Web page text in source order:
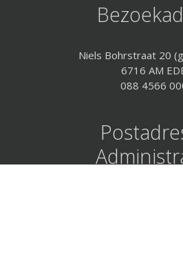
Niels Bohrstraat 20
6716 AM
088 4566